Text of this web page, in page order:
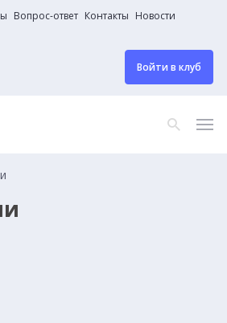
Вопрос-ответ Контакты Новости
Войти в клуб